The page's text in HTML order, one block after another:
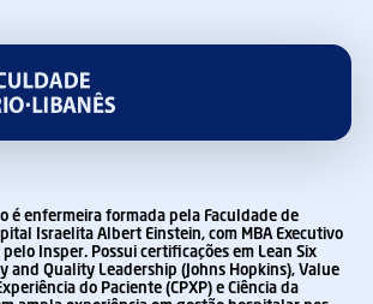
é enfermeira formada pela Faculdade de
Israelita Albert Einstein, com MBA Executivo
pelo Insper. Possui certificações em Lean Six
and Quality Leadership (Johns Hopkins), Value
do Paciente (CPXP) e Ciência da